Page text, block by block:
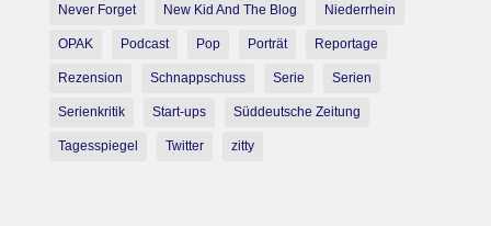
Never Forget New Kid And The Blog Niederrhein
OPAK Podcast Pop Porträt Reportage
Rezension Schnappschuss Serie Serien
Serienkritik Start-ups Süddeutsche Zeitung
Tagesspiegel Twitter zitty